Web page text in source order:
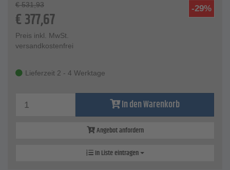
-29%
€ 531,93
€377,67
Preis inkl. MwSt.
versandkostenfrei
Lieferzeit 2 - 4 Werktage
In den Warenkorb
Angebot anfordern
In Liste eintragen